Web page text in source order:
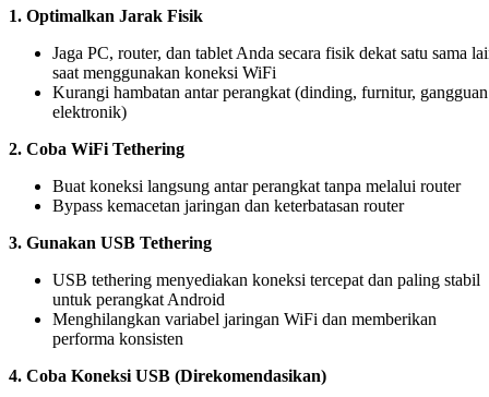
1. Optimalkan Jarak Fisik
Jaga PC, router, dan tablet Anda secara fisik dekat satu sama
saat menggunakan koneksi WiFi
Kurangi hambatan antar perangkat (dinding, furnitur, gangguan
elektronik)
2. Coba WiFi Tethering
Buat koneksi langsung antar perangkat tanpa melalui router
Bypass kemacetan jaringan dan keterbatasan router
3. Gunakan USB Tethering
USB tethering menyediakan koneksi tercepat dan paling stabil
untuk perangkat Android
Menghilangkan variabel jaringan WiFi dan memberikan
performa konsisten
4. Coba Koneksi USB (Direkomendasikan)